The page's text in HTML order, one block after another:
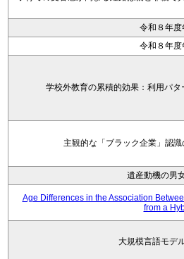
令和８年
令和８年
学校外教育の累積的効果：利用パ
主観的な「ブラック企業」認
遺産動機の男
Age Differences in the Association
from a
大規模言語モデ